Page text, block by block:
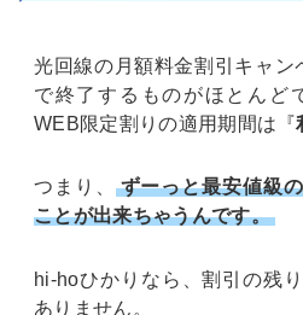
光回線の月額料金割引キャ
で終了するものがほとんど
WEB限定割りの適用期間は『
つまり、
ずーっと最安値級
ことが出来ちゃうんです。
hi-hoひかりなら、割引の残
ありません。